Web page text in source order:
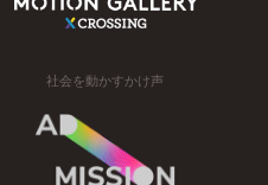
社会を動かすかけ声